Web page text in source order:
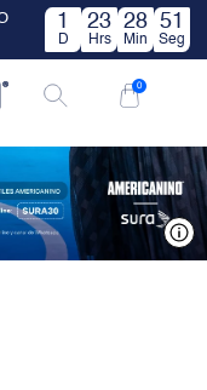
1
D
23
Hrs
28
Min
51
Seg
0